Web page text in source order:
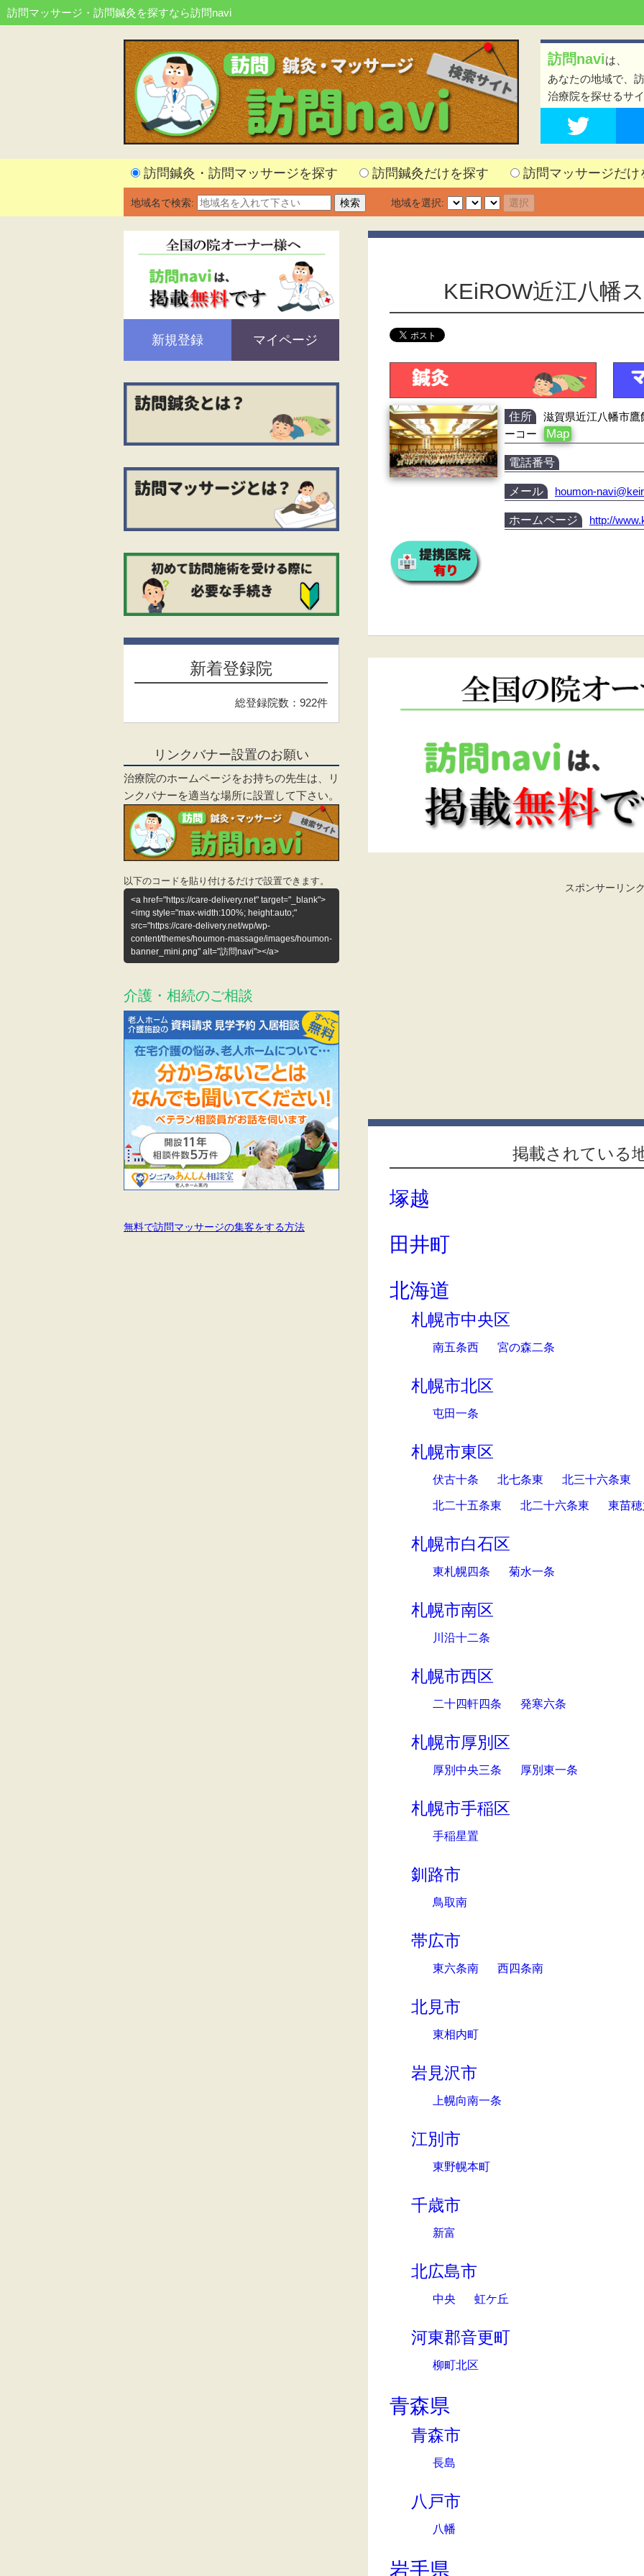
訪問マッサージ・訪問鍼灸を探すなら訪問navi
訪問naviは、
あなたの地域で、
治療院を探せるサ
訪問鍼灸・訪問マッサージを探す 訪問鍼灸だけを探す 訪問マッサージだけ
地域名で検索: 地域を選択:
KEiROW近江八幡
住所
滋賀県近江八幡市
ーコー
Map
電話番号
メール houmon-
ホームページ http://
スポンサーリン
掲載されている
塚越
田井町
北海道
札幌市中央区
南五条西 宮の森二条
札幌市北区
屯田一条
札幌市東区
伏古十条 北七条東 北三十六条東
北二十五条東 北二十六条東 東苗
札幌市白石区
東札幌四条 菊水一条
札幌市南区
川沿十二条
札幌市西区
二十四軒四条 発寒六条
札幌市厚別区
厚別中央三条 厚別東一条
札幌市手稲区
手稲星置
釧路市
鳥取南
帯広市
東六条南 西四条南
北見市
東相内町
岩見沢市
上幌向南一条
江別市
東野幌本町
千歳市
新富
北広島市
中央 虹ケ丘
河東郡音更町
柳町北区
青森県
青森市
長島
八戸市
八幡
岩手県
新規登録 マイページ
新着登録院
総登録院数：922件
リンクバナー設置のお願い
治療院のホームページをお持ちの先生は、リ
ンクバナーを適当な場所に設置して下さい。
以下のコードを貼り付けるだけで設置できます。
<a href="https://care-delivery.net" target="_blank">
<img style="max-width:100%; height:auto;"
src="https://care-delivery.net/wp/wp-
content/themes/houmon-massage/images/houmon-
banner_mini.png" alt="訪問navi"></a>
介護・相続のご相談
無料で訪問マッサージの集客をする方法